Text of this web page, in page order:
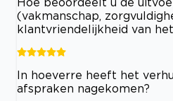
(vakmanschap,
klantvriendelijkheid van
In hoeverre heeft het
afspraken nagekomen?